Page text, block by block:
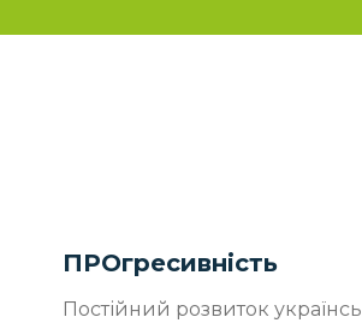
ПРОгресивність
Постійний розвиток